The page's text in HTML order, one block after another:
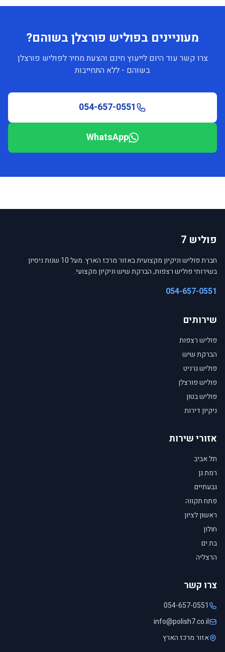
מעוניינים בפוליש פורצלן בשוהם?
צרו קשר עוד היום לייעוץ חינם והצעת מחיר לפוליש פורצלן
בשוהם - ללא התחייבות
054-657-0551
WhatsApp
פוליש 7
חברת פוליש וניקיון מקצועית באזור מרכז הארץ. מעל 10 שנות ניסיון
בשירותי פוליש רצפות, הברקת שיש וניקיון מקצועי.
054-657-0551
שירותים
פוליש רצפות
הברקת שיש
פוליש גרניט
פוליש פורצלן
פוליש בטון
ניקיון דירות
אזורי שירות
תל אביב
רמת גן
גבעתיים
פתח תקווה
ראשון לציון
חולון
בת ים
הרצליה
צרו קשר
054-657-0551
info@polish7.co.il
אזור מרכז הארץ